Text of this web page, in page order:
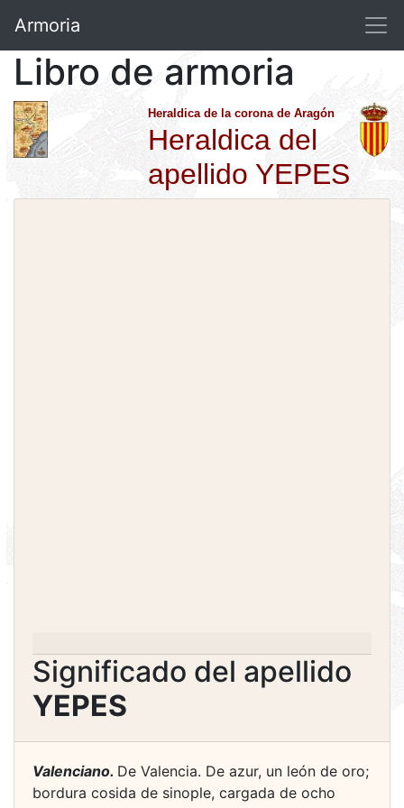
Armoria
Libro de armoria
Heraldica de la corona de Aragón
Heraldica del
apellido YEPES
Significado del apellido
YEPES
Valenciano. De Valencia. De azur, un león de oro;
bordura cosida de sinople, cargada de ocho